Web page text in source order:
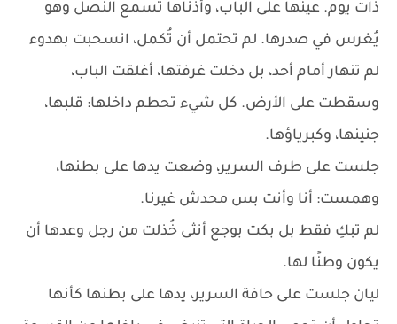
ذات يوم. عينها على الباب، وأذناها تسمع النصل وهو
يُغرس في صدرها. لم تحتمل أن تُكمل، انسحبت بهدوء
لم تنهار أمام أحد، بل دخلت غرفتها، أغلقت الباب،
وسقطت على الأرض. كل شيء تحطم داخلها: قلبها،
جنينها، وكبرياؤها.
جلست على طرف السرير، وضعت يدها على بطنها،
وهمست: أنا وأنت بس محدش غيرنا.
لم تبكِ فقط بل بكت بوجع أنثى خُذلت من رجل وعدها أن
يكون وطنًا لها.
ليان جلست على حافة السرير، يدها على بطنها كأنها